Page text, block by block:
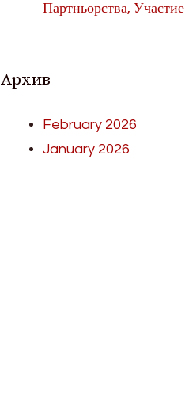
Партньорства, Участие
Архив
February 2026
January 2026